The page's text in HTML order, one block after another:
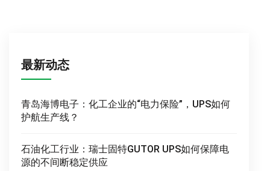
最新动态
青岛海博电子：化工企业的“电力保险”，UPS如何
护航生产线？
石油化工行业：瑞士固特GUTOR UPS如何保障电
源的不间断稳定供应